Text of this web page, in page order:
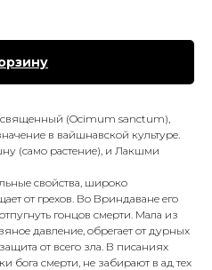
священный (Ocimum sanctum),
в вайшнавской культуре.
(само растение), и Лакшми
свойства, широко
от грехов. Во Вриндаване его
гонцов смерти. Мала из
давление, обрегает от дурных
от всего зла. В писаниях
бога смерти, не забирают в ад тех